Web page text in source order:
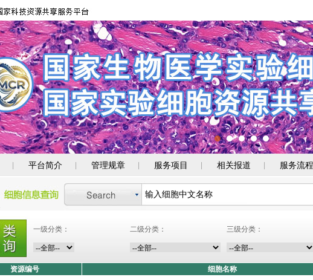
平台简介 管理规章 服务项目 相关报道 服务流程
一级分类： 二级分类： 三级分类：
资源编号 细胞名称